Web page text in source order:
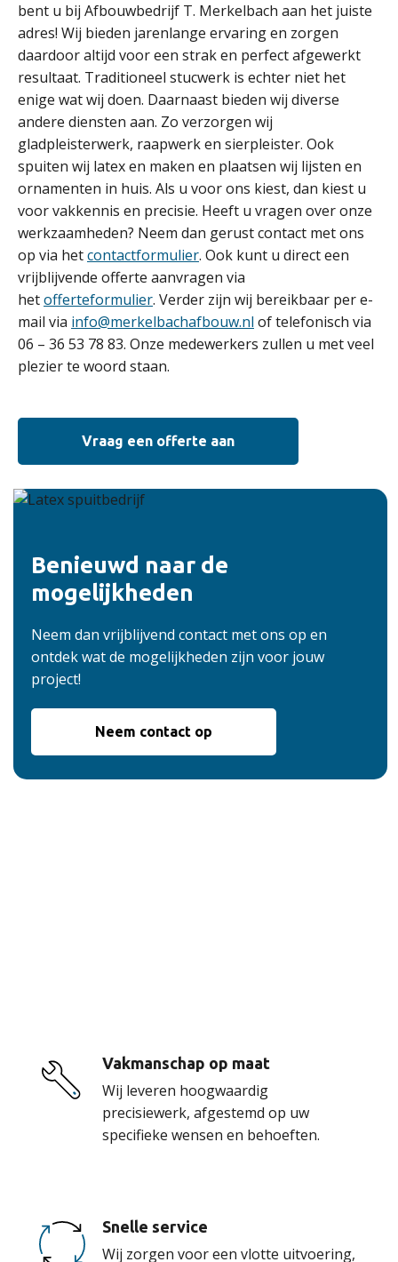
bent u bij Afbouwbedrijf T. Merkelbach aan het juiste
adres! Wij bieden jarenlange ervaring en zorgen
daardoor altijd voor een strak en perfect afgewerkt
resultaat. Traditioneel stucwerk is echter niet het
enige wat wij doen. Daarnaast bieden wij diverse
andere diensten aan. Zo verzorgen wij
gladpleisterwerk, raapwerk en sierpleister. Ook
spuiten wij latex en maken en plaatsen wij lijsten en
ornamenten in huis. Als u voor ons kiest, dan kiest u
voor vakkennis en precisie. Heeft u vragen over onze
werkzaamheden? Neem dan gerust contact met ons
op via hetcontactformulier. Ook kunt u direct een
vrijblijvende offerte aanvragen via
hetofferteformulier. Verder zijn wij bereikbaar per e-
mail via info@merkelbachafbouw.nl of telefonisch via
06 – 36 53 78 83. Onze medewerkers zullen u met veel
plezier te woord staan.
Vraag een offerte aan
Benieuwd naar de
mogelijkheden
Neem dan vrijblijvend contact met ons op en
ontdek wat de mogelijkheden zijn voor jouw
project!
Neem contact op
Vakmanschap op maat
Wij leveren hoogwaardig
precisiewerk, afgestemd op uw
specifieke wensen en behoeften.
Snelle service
Wij zorgen voor een vlotte uitvoering,